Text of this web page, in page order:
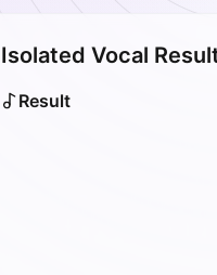
Isolated Vocal
Result